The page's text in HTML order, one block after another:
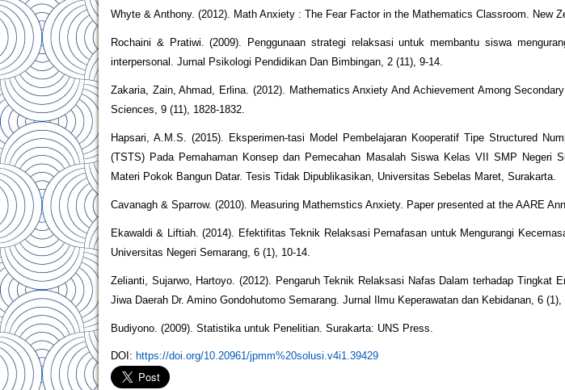
Whyte & Anthony. (2012). Math Anxiety : The Fear Factor in the Mathematics Classroom. New
Rochaini & Pratiwi. (2009). Penggunaan strategi relaksasi untuk membantu siswa
interpersonal. Jurnal Psikologi Pendidikan Dan Bimbingan, 2 (11), 9-14.
Zakaria, Zain, Ahmad, Erlina. (2012). Mathematics Anxiety And Achievement Among
Sciences, 9 (11), 1828-1832.
Hapsari, A.M.S. (2015). Eksperimen-tasi Model Pembelajaran Kooperatif Tipe Structured
(TSTS) Pada Pemahaman Konsep dan Pemecahan Masalah Siswa Kelas VII SMP Negeri
Materi Pokok Bangun Datar. Tesis Tidak Dipublikasikan, Universitas Sebelas Maret, Surakarta.
Cavanagh & Sparrow. (2010). Measuring Mathemstics Anxiety. Paper presented at the AARE
Ekawaldi & Liftiah. (2014). Efektifitas Teknik Relaksasi Pernafasan untuk Mengurangi
Universitas Negeri Semarang, 6 (1), 10-14.
Zelianti, Sujarwo, Hartoyo. (2012). Pengaruh Teknik Relaksasi Nafas Dalam terhadap Tingkat
Jiwa Daerah Dr. Amino Gondohutomo Semarang. Jurnal Ilmu Keperawatan dan Kebidanan, 6 (1),
Budiyono. (2009). Statistika untuk Penelitian. Surakarta: UNS Press.
DOI: https://doi.org/10.20961/jpmm%20solusi.v4i1.39429